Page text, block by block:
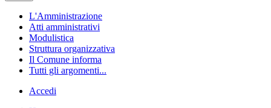
L'Amministrazione
Atti amministrativi
Modulistica
Struttura organizzativa
Il Comune informa
Tutti gli argomenti...
Accedi